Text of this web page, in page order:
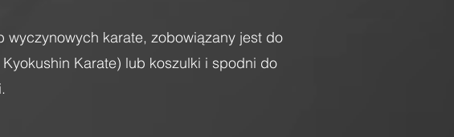
karate, zobowiązany jest do
Karate) lub koszulki i spodni do